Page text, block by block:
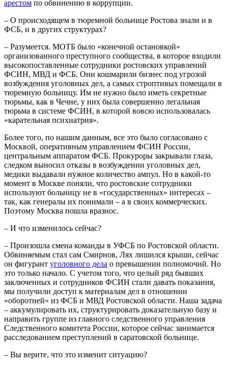
арестом по обвинению в коррупции.
– О происходящем в тюремной больнице Ростова знали и в
ФСБ, и в других структурах?
– Разумеется. МОТБ было «конечной остановкой»
организованного преступного сообщества, в которое входили
высокопоставленные сотрудники ростовских управлений
ФСИН, МВД и ФСБ. Они кошмарили бизнес под угрозой
возбуждения уголовных дел, а самых строптивых помещали в
тюремную больницу. Им не нужно было иметь секретные
тюрьмы, как в Чечне, у них была совершенно легальная
тюрьма в системе ФСИН, в которой вовсю использовалась
«карательная психиатрия».
Более того, по нашим данным, все это было согласовано с
Москвой, оперативным управлением ФСИН России,
центральным аппаратом ФСБ. Прокуроры закрывали глаза,
следком выносил отказы в возбуждении уголовных дел,
медики выдавали нужное количество ампул. Но в какой-то
момент в Москве поняли, что ростовские сотрудники
используют больницу не в «государственных» интересах –
так, как генералы их понимали – а в своих коммерческих.
Поэтому Москва пошла вразнос.
– И что изменилось сейчас?
– Произошла смена команды в УФСБ по Ростовской области.
Обвиняемым стал сам Смирнов, Лях лишился крыши, сейчас
он фигурант уголовного дела о превышении полномочий. Но
это только начало. С учетом того, что целый ряд бывших
заключенных и сотрудников ФСИН стали давать показания,
мы получили доступ к материалам дел в отношении
«оборотней» из ФСБ и МВД Ростовской области. Наша задача
– аккумулировать их, структурировать доказательную базу и
направить группе из главного следственного управления
Следственного комитета России, которое сейчас занимается
расследованием преступлений в саратовской больнице.
– Вы верите, что это изменит ситуацию?